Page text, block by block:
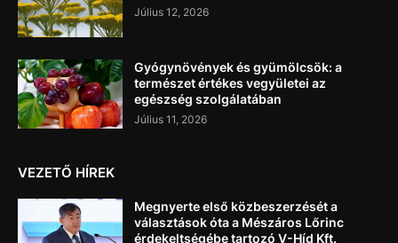
Július 12, 2026
Gyógynövények és gyümölcsök: a
természet értékes vegyületei az
egészség szolgálatában
Július 11, 2026
VEZETŐ HÍREK
Megnyerte első közbeszerzését a
választások óta a Mészáros Lőrinc
érdekeltségébe tartozó V-Híd Kft.